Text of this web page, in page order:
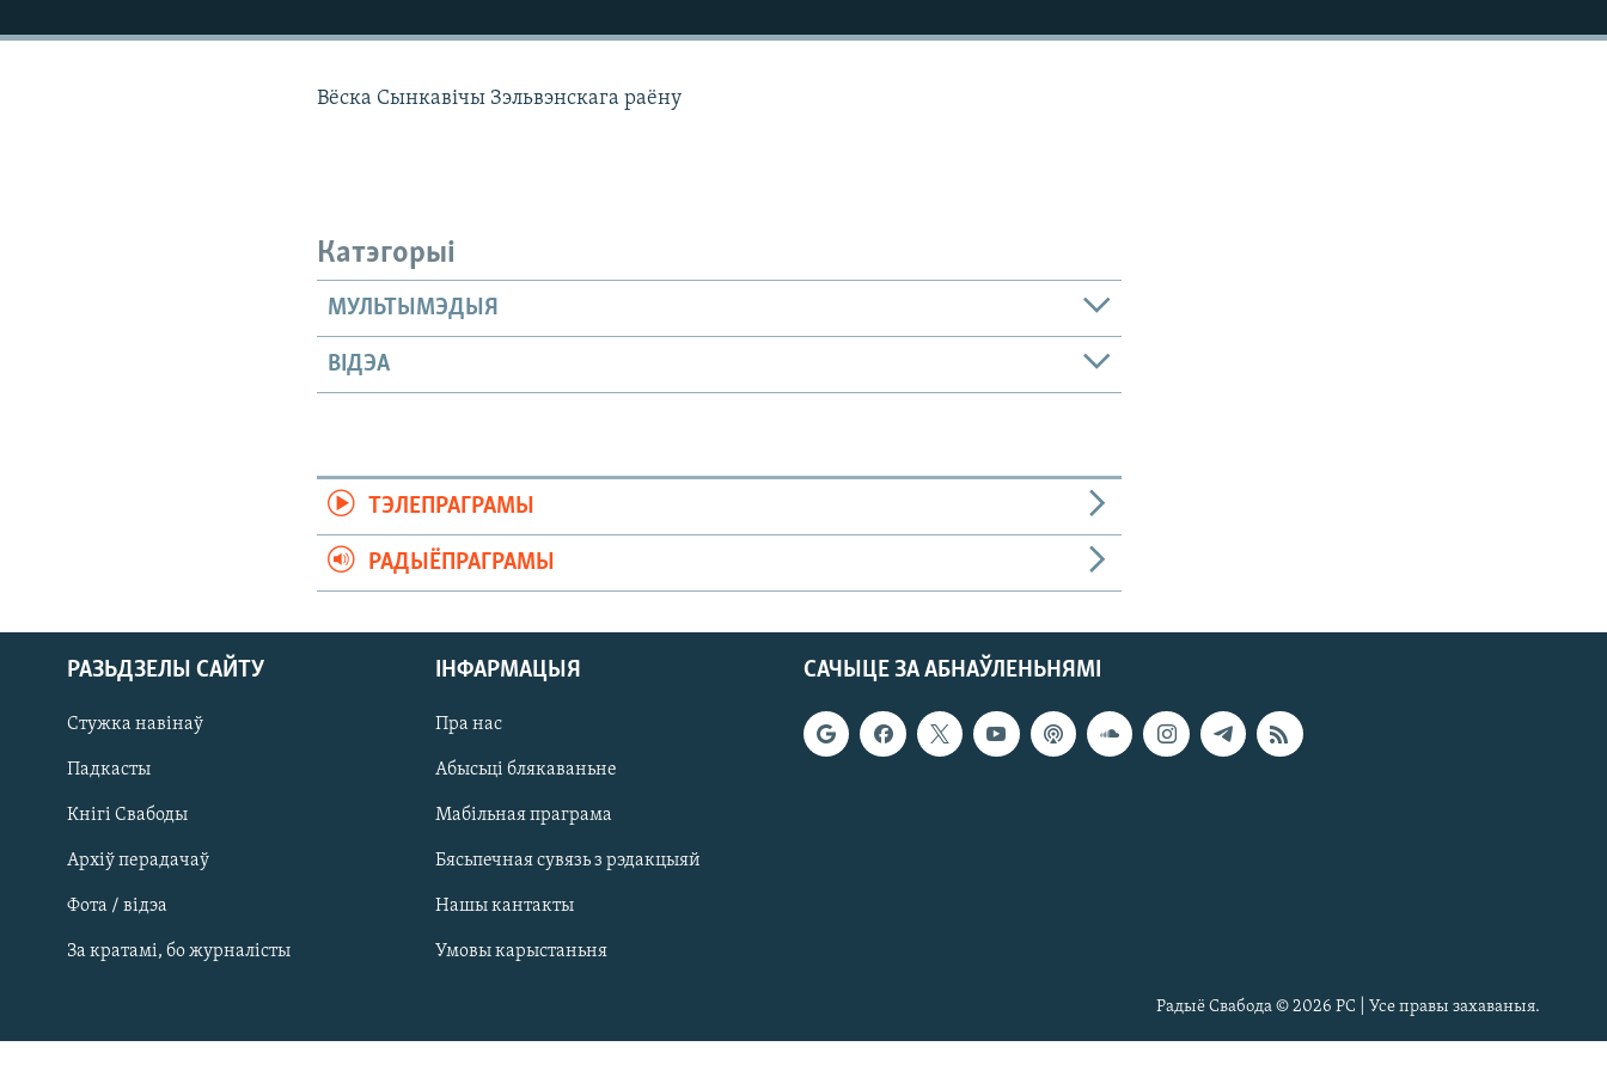
КАЛЯНДАР
НА ХВАЛЯХ СВАБОДЫ
САЧЫЦЕ ЗА АБНАЎЛЕНЬНЯМІ
Вёска Сынкавічы Зэльвэнскага раёну
Катэгорыі
МУЛЬТЫМЭДЫЯ
ВІДЭА
ТЭЛЕПРАГРАМЫ
РАДЫЁПРАГРАМЫ
САЧЫЦЕ ЗА АБНАЎЛЕНЬНЯМІ
РАЗЬДЗЕЛЫ САЙТУ
Стужка навінаў
Падкасты
Кнігі Свабоды
Архіў перадачаў
Фота / відэа
За кратамі, бо журналісты
ІНФАРМАЦЫЯ
Пра нас
Абысьці блякаваньне
Мабільная праграма
Бясьпечная сувязь з рэдакцыяй
Нашы кантакты
Умовы карыстаньня
Радыё Свабода © 2026 РС | Усе правы захаваныя.